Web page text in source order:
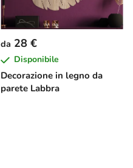
Decorazione in legno da
parete Labbra
da 28 €
Disponibile